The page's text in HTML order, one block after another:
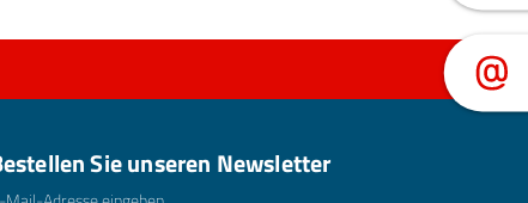
Sie unseren Newsletter
Mailadresse